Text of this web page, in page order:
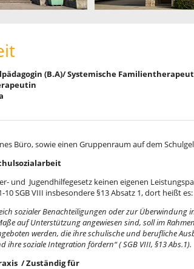
(B.A)/ Systemische
Büro, sowie einen Gruppenraum auf dem
und Jugendhilfegesetz keinen eigenen
SGB VIII insbesondere §13 Absatz 1, dort heißt es:
sozialer Benachteiligungen oder zur Überwindung
auf Unterstützung angewiesen sind, soll im
werden, die ihre schulische und berufliche
ihre soziale Integration fördern“ ( SGB VIII, §13 Abs.1).
/ Zuständig für